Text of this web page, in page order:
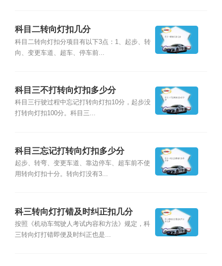
科目二转向灯扣几分
科目二转向灯扣分项目有以下3点：1、起步、转
向、变更车道、超车、停车前...
科目三不打转向灯扣多少分
科目三行驶过程中忘记打转向灯扣10分，起步没
打转向灯扣100分。科目三...
科目三忘记打转向灯扣多少分
起步、转弯、变更车道、靠边停车、超车前不使
用转向灯扣十分。转向灯没有3...
科三转向灯打错及时纠正扣几分
按照《机动车驾驶人考试内容和方法》规定，科
三转向灯打错即便及时纠正也是...